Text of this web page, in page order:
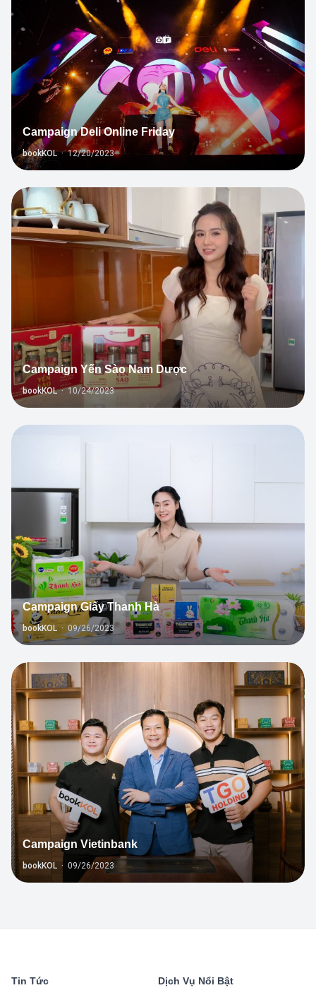
Campaign Deli Online Friday
bookKOL · 12/20/2023
7
Campaign Yến Sào Nam Dược
bookKOL · 10/24/2023
Campaign Giấy Thanh Hà
bookKOL · 09/26/2023
Campaign Vietinbank
bookKOL · 09/26/2023
Tin Tức Dịch Vụ Nổi Bật